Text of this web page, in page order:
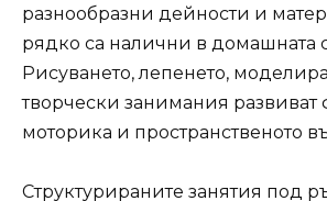
разнообразни дейности и
рядко са налични в домашната
Рисуването, лепенето,
творчески занимания развиват
моторика и пространственото
Структурираните занятия под